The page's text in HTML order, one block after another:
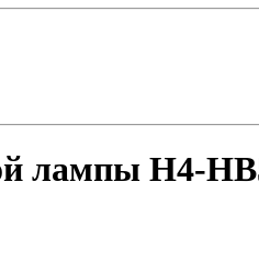
лампы H4-